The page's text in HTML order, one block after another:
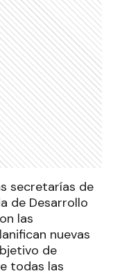
secretarías de
de Desarrollo
las
nuevas
de
todas las